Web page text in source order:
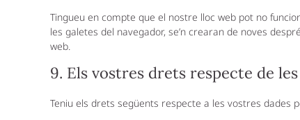
Tingueu en compte que el nostre lloc web pot no
les galetes del navegador, se’n crearan de noves
web.
9. Els vostres drets respecte de
Teniu els drets següents respecte a les vostres dades